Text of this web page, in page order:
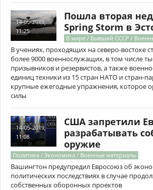
14-05-2019,
11:25
Пошла вторая
Spring Storm в
В мире / Бывший СССР /
В учениях, проходящих на северо-востоке
более 9000 военнослужащих, в том числе
призывников и резервистов, а также
единиц техники из 15 стран НАТО и стран-
крупные ежегодные упражнения, которое
силы
14-05-2019,
11:08
США запретили
разрабатывать
оружие
Политика / Экономика / Военные материалы
Вашингтон предупредил Евросоюз об
политических последствиях в случае
собственных оборонных проектов